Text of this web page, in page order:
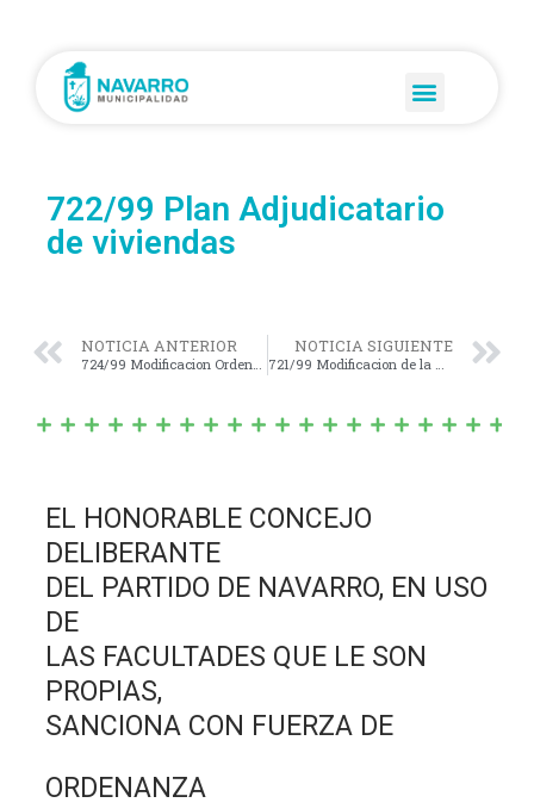
722/99 Plan Adjudicatario
de viviendas
NOTICIA ANTERIOR
724/99 Modificacion Ordenanza Nº 593/97
NOTICIA SIGUIENTE
721/99 Modificacion de la Ordenanza Nº 446/93
EL HONORABLE CONCEJO
DELIBERANTE
DEL PARTIDO DE NAVARRO, EN USO
DE
LAS FACULTADES QUE LE SON
PROPIAS,
SANCIONA CON FUERZA DE
ORDENANZA